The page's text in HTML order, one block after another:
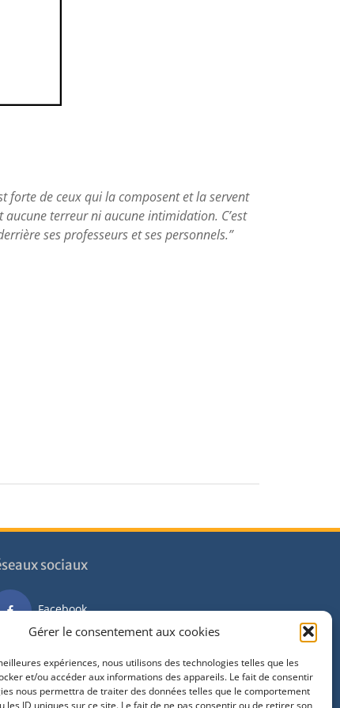
Gérer le consentement aux cookies
expériences, nous utilisons des technologies telles que les
et/ou accéder aux informations des appareils. Le fait de consentir
nous permettra de traiter des données telles que le comportement
les ID uniques sur ce site. Le fait de ne pas consentir ou de retirer son
forte de ceux qui la composent et la servent
aucune terreur ni aucune intimidation. C’est
ses professeurs et ses personnels.”
sociaux
Facebook
Youtube